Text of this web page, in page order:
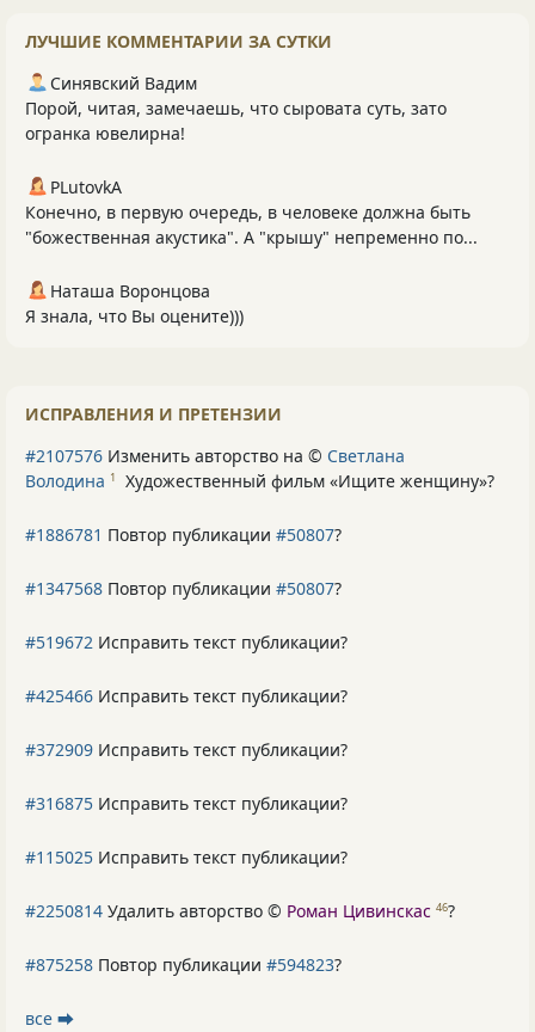
ЛУЧШИЕ КОММЕНТАРИИ ЗА СУТКИ
Синявский Вадим
Порой, читая, замечаешь, что сыровата суть, зато
огранка ювелирна!
PLutоvkА
Конечно, в первую очередь, в человеке должна быть
"божественная акустика". А "крышу" непременно по...
Наташа Воронцова
Я знала, что Вы оцените)))
ИСПРАВЛЕНИЯ И ПРЕТЕНЗИИ
#2107576 Изменить авторство на © Светлана
Володина 1 Художественный фильм «Ищите женщину»?
#1886781 Повтор публикации #50807?
#1347568 Повтор публикации #50807?
#519672 Исправить текст публикации?
#425466 Исправить текст публикации?
#372909 Исправить текст публикации?
#316875 Исправить текст публикации?
#115025 Исправить текст публикации?
#2250814 Удалить авторство © Роман Цивинскас 46?
#875258 Повтор публикации #594823?
все ⮕